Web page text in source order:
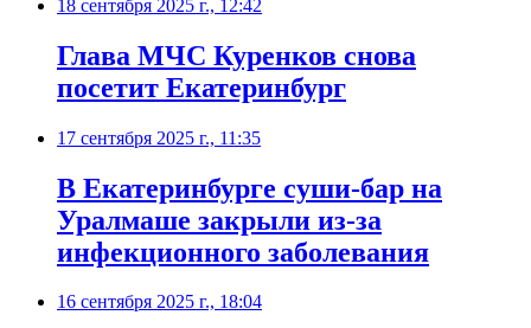
18 сентября 2025 г., 12:42
Глава МЧС Куренков снова
посетит Екатеринбург
17 сентября 2025 г., 11:35
В Екатеринбурге суши-бар на
Уралмаше закрыли из-за
инфекционного заболевания
16 сентября 2025 г., 18:04